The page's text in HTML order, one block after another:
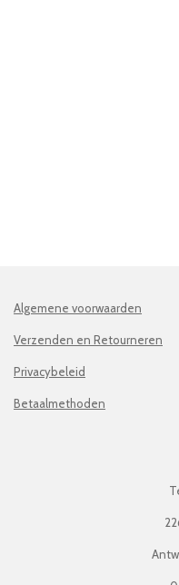
Algemene voorwaarden
Verzenden en Retourneren
Privacybeleid
Betaalmethoden